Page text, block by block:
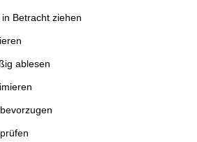
Betracht ziehen
ablesen